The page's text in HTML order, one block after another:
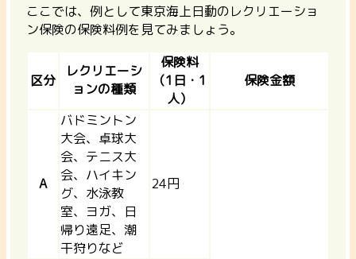
ここでは、例として東京海上日動のレクリエーショ
ン保険の保険料例を見てみましょう。
区分
レクリエーシ
ョンの種類
保険料
（1日・1
人）
保険金額
A
バドミントン
大会、卓球大
会、テニス大
会、ハイキン
グ、水泳教
室、ヨガ、日
帰り遠足、潮
干狩りなど
24円